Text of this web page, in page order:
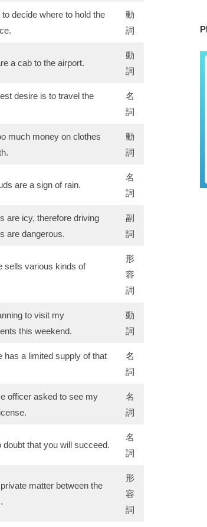
decide where to hold the
動
詞
a cab to the airport.
動
詞
desire is to travel the
名
詞
much money on clothes
動
詞
are a sign of rain.
名
詞
are icy, therefore driving
are dangerous.
副
詞
sells various kinds of
形
容
詞
to visit my
this weekend.
動
詞
has a limited supply of that
名
詞
officer asked to see my
名
詞
doubt that you will succeed.
名
詞
matter between the
形
容
詞